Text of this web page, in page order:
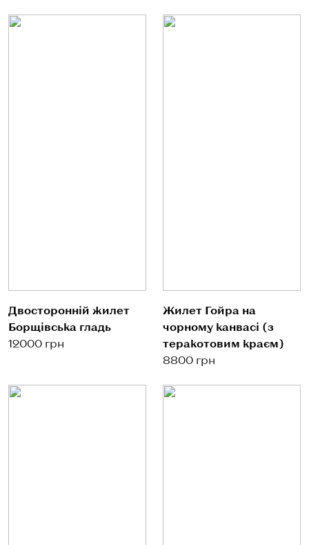
Двосторонній жилет
Борщівська гладь
12000 грн
Жилет Гойра на
чорному канвасі (з
теракотовим краєм)
8800 грн